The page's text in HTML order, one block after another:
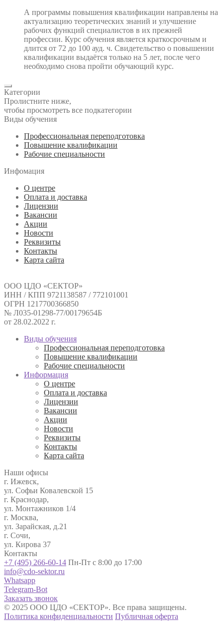
А программы повышения квалификации направлены на
актуализацию теоретических знаний и улучшение
рабочих функций специалистов в их прежней
профессии. Курс обучения является краткосрочным и
длится от 72 до 100 ауд. ч. Свидетельство о повышении
квалификации выдаётся только на 5 лет, после чего
необходимо снова пройти обучающий курс.
Категории
Пролистните ниже,
чтобы просмотреть все подкатегории
Виды обучения
Профессиональная переподготовка
Повышение квалификации
Рабочие специальности
Инфомация
О центре
Оплата и доставка
Лицензии
Вакансии
Акции
Новости
Реквизиты
Контакты
Карта сайта
ООО ЦДО «СЕКТОР»
ИНН / КПП 9721138587 / 772101001
ОГРН 1217700366850
№ Л035-01298-77/00179654Б
от 28.02.2022 г.
Виды обучения
Профессиональная переподготовка
Повышение квалификации
Рабочие специальности
Информация
О центре
Оплата и доставка
Лицензии
Вакансии
Акции
Новости
Реквизиты
Контакты
Карта сайта
Наши офисы
г. Ижевск,
ул. Софьи Ковалевской 15
г. Краснодар,
ул. Монтажников 1/4
г. Москва,
ул. Зарайская, д.21
г. Сочи,
ул. Кирова 37
Контакты
+7 (495) 266-60-14 Пн-Пт с 8:00 до 17:00
info@cdo-sektor.ru
Whatsapp
Telegram-Bot
Заказать звонок
© 2025 ООО ЦДО «СЕКТОР». Все права защищены.
Политика конфиденциальности Публичная оферта